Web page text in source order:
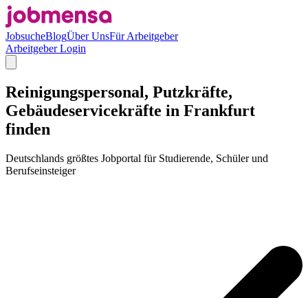
JobsucheBlogÜber UnsFür Arbeitgeber
Arbeitgeber Login
Reinigungspersonal, Putzkräfte,
Gebäudeservicekräfte in Frankfurt
finden
Deutschlands größtes Jobportal für Studierende, Schüler und
Berufseinsteiger